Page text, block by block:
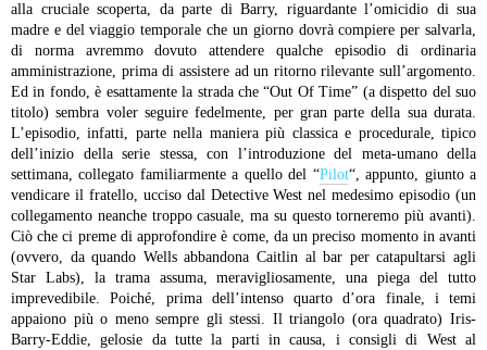
alla cruciale scoperta, da parte di Barry, riguardante l’omicidio di sua
madre e del viaggio temporale che un giorno dovrà compiere per salvarla,
di norma avremmo dovuto attendere qualche episodio di ordinaria
amministrazione, prima di assistere ad un ritorno rilevante sull’argomento.
Ed in fondo, è esattamente la strada che “Out Of Time” (a dispetto del suo
titolo) sembra voler seguire fedelmente, per gran parte della sua durata.
L’episodio, infatti, parte nella maniera più classica e procedurale, tipico
dell’inizio della serie stessa, con l’introduzione del meta-umano della
settimana, collegato familiarmente a quello del “Pilot“, appunto, giunto a
vendicare il fratello, ucciso dal Detective West nel medesimo episodio (un
collegamento neanche troppo casuale, ma su questo torneremo più avanti).
Ciò che ci preme di approfondire è come, da un preciso momento in avanti
(ovvero, da quando Wells abbandona Caitlin al bar per catapultarsi agli
Star Labs), la trama assuma, meravigliosamente, una piega del tutto
imprevedibile. Poiché, prima dell’intenso quarto d’ora finale, i temi
appaiono più o meno sempre gli stessi. Il triangolo (ora quadrato) Iris-
Barry-Eddie, gelosie da tutte la parti in causa, i consigli di West al